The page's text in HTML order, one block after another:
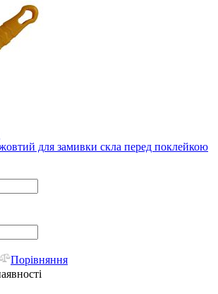
для замивки скла перед поклейкою
Порівняння